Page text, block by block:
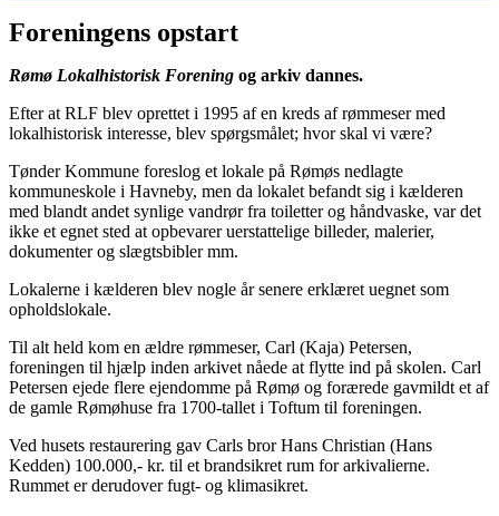
Foreningens opstart
Rømø Lokalhistorisk Forening og arkiv dannes.
Efter at RLF blev oprettet i 1995 af en kreds af rømmeser med
lokalhistorisk interesse, blev spørgsmålet; hvor skal vi være?
Tønder Kommune foreslog et lokale på Rømøs nedlagte
kommuneskole i Havneby, men da lokalet befandt sig i kælderen
med blandt andet synlige vandrør fra toiletter og håndvaske, var det
ikke et egnet sted at opbevarer uerstattelige billeder, malerier,
dokumenter og slægtsbibler mm.
Lokalerne i kælderen blev nogle år senere erklæret uegnet som
opholdslokale.
Til alt held kom en ældre rømmeser, Carl (Kaja) Petersen,
foreningen til hjælp inden arkivet nåede at flytte ind på skolen. Carl
Petersen ejede flere ejendomme på Rømø og forærede gavmildt et af
de gamle Rømøhuse fra 1700-tallet i Toftum til foreningen.
Ved husets restaurering gav Carls bror Hans Christian (Hans
Kedden) 100.000,- kr. til et brandsikret rum for arkivalierne.
Rummet er derudover fugt- og klimasikret.